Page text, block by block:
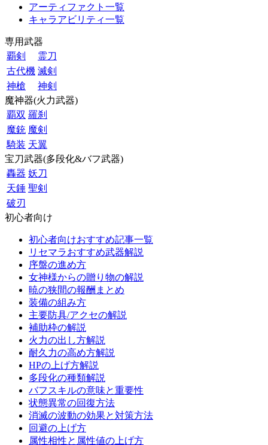
アーティファクト一覧
キャラアビリティ一覧
専用武器
覇剣
霊刀
古代機 滅剣
神槍
神剣
魔神器(火力武器)
覇双 羅刹
魔銃 魔剣
騎装 天翼
宝刀武器(多段化&バフ武器)
轟器 妖刀
天錘 聖剣
破刃
初心者向け
初心者向けおすすめ記事一覧
リセマラおすすめ武器解説
序盤の進め方
女神様からの贈り物の解説
暁の狭間の報酬まとめ
装備の組み方
主要防具/アクセの解説
補助枠の解説
火力の出し方解説
耐久力の高め方解説
HPの上げ方解説
多段化の種類解説
バフスキルの意味と重要性
状態異常の回復方法
消滅の波動の効果と対策方法
回避の上げ方
属性相性と属性値の上げ方